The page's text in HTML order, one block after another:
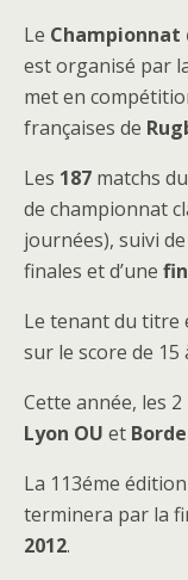
Le Championnat
est organisé par
met en
françaises de
Les 187 matchs du
de championnat
journées), suivi de
finales et d’une
Le tenant du titre
sur le score de 15
Cette année, les
Lyon OU et
La 113éme
terminera par la
2012.